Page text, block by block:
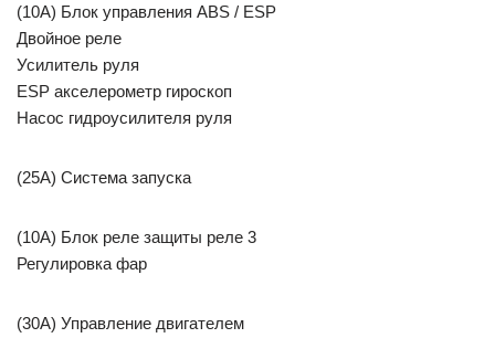
(10A) Блок управления ABS / ESP
Двойное реле
Усилитель руля
ESP акселерометр гироскоп
Насос гидроусилителя руля
(25A) Система запуска
(10A) Блок реле защиты реле 3
Регулировка фар
(30A) Управление двигателем